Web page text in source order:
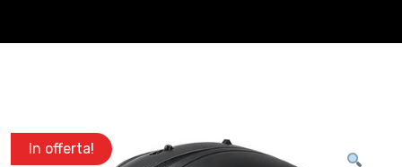
In offerta!